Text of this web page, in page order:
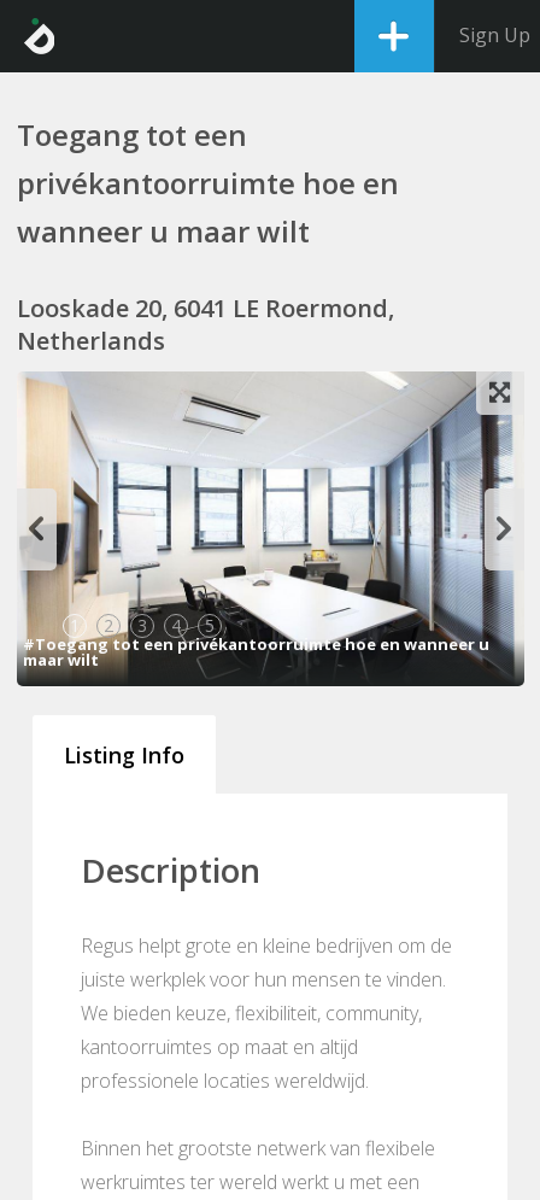
Sign Up
Toegang tot een
privékantoorruimte hoe en
wanneer u maar wilt
Looskade 20, 6041 LE Roermond,
Netherlands
1 2 3 4 5
#Toegang tot een privékantoorruimte hoe en wanneer u
maar wilt
Listing Info
Description
Regus helpt grote en kleine bedrijven om de
juiste werkplek voor hun mensen te vinden.
We bieden keuze, flexibiliteit, community,
kantoorruimtes op maat en altijd
professionele locaties wereldwijd.
Binnen het grootste netwerk van flexibele
werkruimtes ter wereld werkt u met een